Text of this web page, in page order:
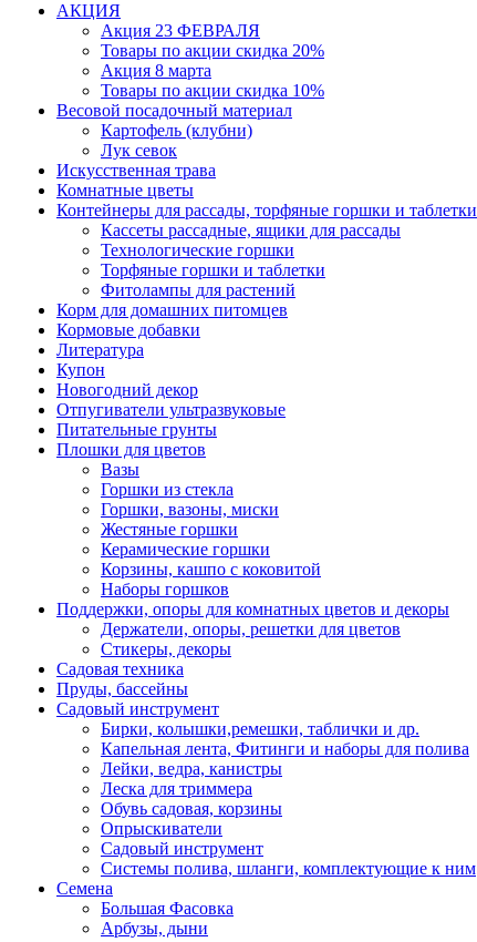
АКЦИЯ
Акция 23 ФЕВРАЛЯ
Товары по акции скидка 20%
Акция 8 марта
Товары по акции скидка 10%
Весовой посадочный материал
Картофель (клубни)
Лук севок
Искусственная трава
Комнатные цветы
Контейнеры для рассады, торфяные горшки и таблетки
Кассеты рассадные, ящики для рассады
Технологические горшки
Торфяные горшки и таблетки
Фитолампы для растений
Корм для домашних питомцев
Кормовые добавки
Литература
Купон
Новогодний декор
Отпугиватели ультразвуковые
Питательные грунты
Плошки для цветов
Вазы
Горшки из стекла
Горшки, вазоны, миски
Жестяные горшки
Керамические горшки
Корзины, кашпо с коковитой
Наборы горшков
Поддержки, опоры для комнатных цветов и декоры
Держатели, опоры, решетки для цветов
Стикеры, декоры
Садовая техника
Пруды, бассейны
Садовый инструмент
Бирки, колышки,ремешки, таблички и др.
Капельная лента, Фитинги и наборы для полива
Лейки, ведра, канистры
Леска для триммера
Обувь садовая, корзины
Опрыскиватели
Садовый инструмент
Системы полива, шланги, комплектующие к ним
Семена
Большая Фасовка
Арбузы, дыни